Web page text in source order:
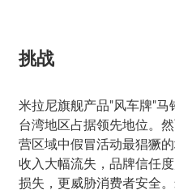
挑战
米拉尼旗舰产品"风车牌"马
台湾地区占据领先地位。
营区域中假冒活动最猖獗
收入大幅流失，品牌信任
损失，更威胁消费者安全